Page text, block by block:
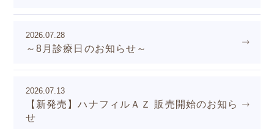
2026.07.28
～8月診療日のお知らせ～
2026.07.13
【新発売】ハナフィルＡＺ 販売開始のお知ら
せ